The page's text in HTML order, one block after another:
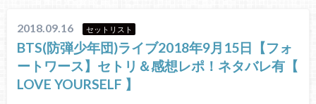
2018.09.16 セットリスト
BTS(防弾少年団)ライブ2018年9月15日【フォ
ートワース】セトリ＆感想レポ！ネタバレ有【
LOVE YOURSELF 】